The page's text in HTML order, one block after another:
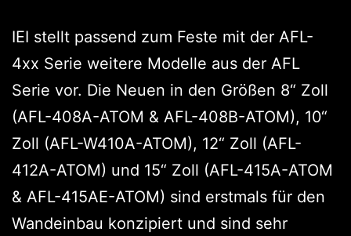
IEI stellt passend zum Feste mit der AFL-
4xx Serie weitere Modelle aus der AFL
Serie vor. Die Neuen in den Größen 8“ Zoll
(AFL-408A-ATOM & AFL-408B-ATOM), 10“
Zoll (AFL-W410A-ATOM), 12“ Zoll (AFL-
412A-ATOM) und 15“ Zoll (AFL-415A-ATOM
& AFL-415AE-ATOM) sind erstmals für den
Wandeinbau konzipiert und sind sehr